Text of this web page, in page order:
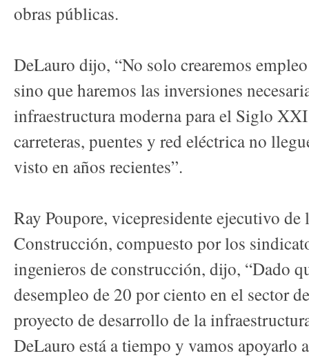
obras públicas.
DeLauro dijo, “No solo crearemos
sino que haremos las inversiones
infraestructura moderna para el Siglo
carreteras, puentes y red eléctrica no
visto en años recientes”.
Ray Poupore, vicepresidente ejecutivo
Construcción, compuesto por los
ingenieros de construcción, dijo, “Dado
desempleo de 20 por ciento en el sector
proyecto de desarrollo de la
DeLauro está a tiempo y vamos apoyarlo